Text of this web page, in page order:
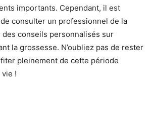
importants. Cependant, il est
consulter un professionnel de la
conseils personnalisés sur
la grossesse. N’oubliez pas de rester
pleinement de cette période
!